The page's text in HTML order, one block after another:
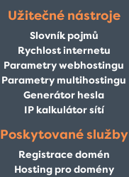
Užitečné nástroje
Slovník pojmů
Rychlost internetu
Parametry webhostingu
Parametry multihostingu
Generátor hesla
IP kalkulátor sítí
Poskytované služby
Registrace domén
Hosting pro domény